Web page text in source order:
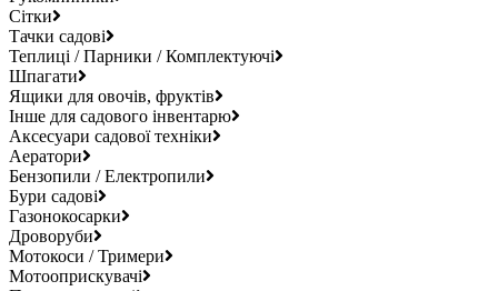
Сітки
Тачки садові
Теплиці / Парники / Комплектуючі
Шпагати
Ящики для овочів, фруктів
Інше для садового інвентарю
Аксесуари садової техніки
Аератори
Бензопили / Електропили
Бури садові
Газонокосарки
Дроворуби
Мотокоси / Тримери
Мотооприскувачі